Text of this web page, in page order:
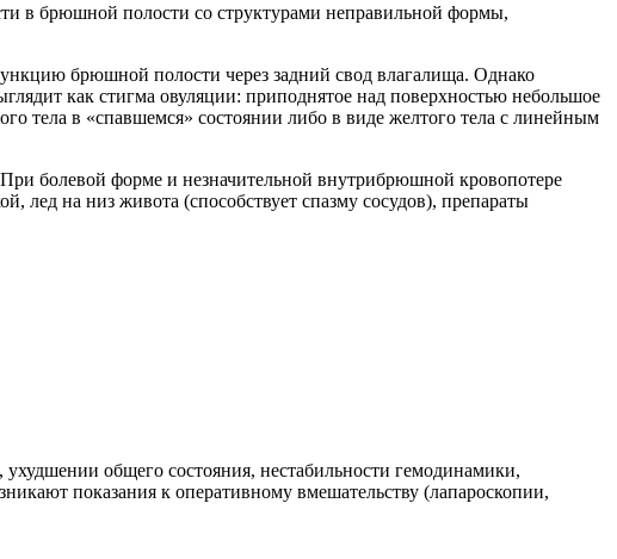
в брюшной полости со структурами неправильной формы,
брюшной полости через задний свод влагалища. Однако
как стигма овуляции: приподнятое над поверхностью небольшое
тела в «спавшемся» состоянии либо в виде желтого тела с линейным
болевой форме и незначительной внутрибрюшной кровопотере
лед на низ живота (способствует спазму сосудов), препараты
общего состояния, нестабильности гемодинамики,
показания к оперативному вмешательству (лапароскопии,